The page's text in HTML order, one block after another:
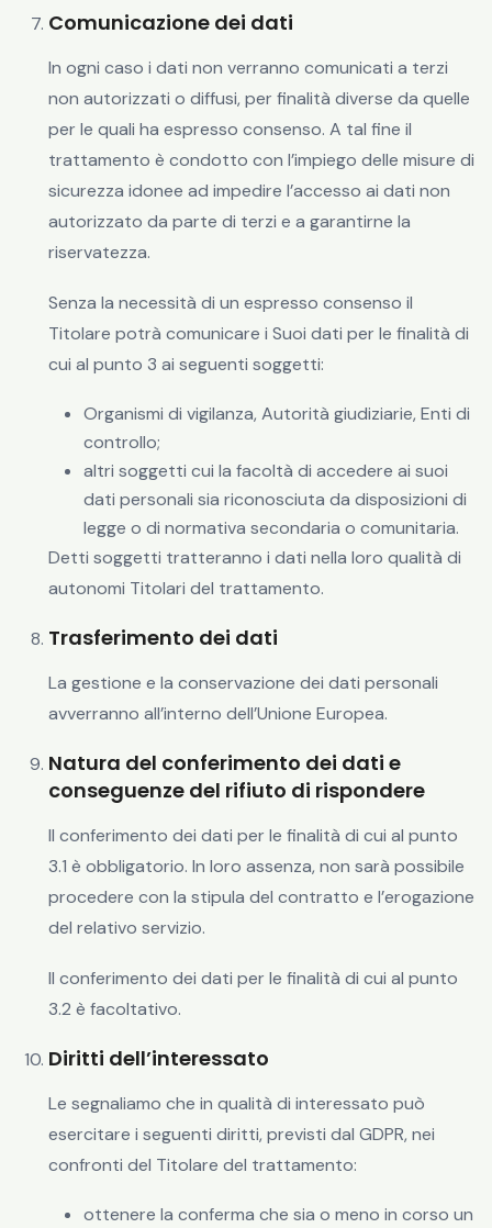
Comunicazione dei dati
In ogni caso i dati non verranno comunicati a terzi
non autorizzati o diffusi, per finalità diverse da quelle
per le quali ha espresso consenso. A tal fine il
trattamento è condotto con l’impiego delle misure di
sicurezza idonee ad impedire l’accesso ai dati non
autorizzato da parte di terzi e a garantirne la
riservatezza.
Senza la necessità di un espresso consenso il
Titolare potrà comunicare i Suoi dati per le finalità di
cui al punto 3 ai seguenti soggetti:
Organismi di vigilanza, Autorità giudiziarie, Enti di
controllo;
altri soggetti cui la facoltà di accedere ai suoi
dati personali sia riconosciuta da disposizioni di
legge o di normativa secondaria o comunitaria.
Detti soggetti tratteranno i dati nella loro qualità di
autonomi Titolari del trattamento.
Trasferimento dei dati
La gestione e la conservazione dei dati personali
avverranno all’interno dell’Unione Europea.
Natura del conferimento dei dati e
conseguenze del rifiuto di rispondere
Il conferimento dei dati per le finalità di cui al punto
3.1 è obbligatorio. In loro assenza, non sarà possibile
procedere con la stipula del contratto e l’erogazione
del relativo servizio.
Il conferimento dei dati per le finalità di cui al punto
3.2 è facoltativo.
Diritti dell’interessato
Le segnaliamo che in qualità di interessato può
esercitare i seguenti diritti, previsti dal GDPR, nei
confronti del Titolare del trattamento:
ottenere la conferma che sia o meno in corso un